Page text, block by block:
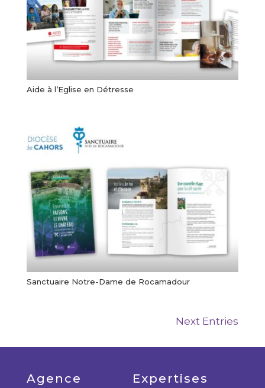
Aide à l’Eglise en Détresse
Sanctuaire Notre-Dame de Rocamadour
Next Entries
Agence Expertises